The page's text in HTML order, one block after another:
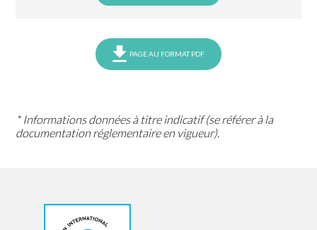
PAGE AU FORMAT PDF
* Informations données à titre indicatif (se référer à la
documentation réglementaire en vigueur).